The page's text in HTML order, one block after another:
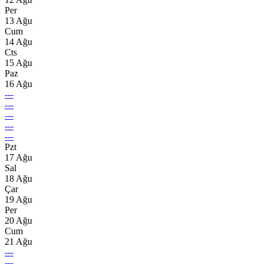
Per
13 Ağu
Cum
14 Ağu
Cts
15 Ağu
Paz
16 Ağu
---
---
---
---
---
Pzt
17 Ağu
Sal
18 Ağu
Çar
19 Ağu
Per
20 Ağu
Cum
21 Ağu
---